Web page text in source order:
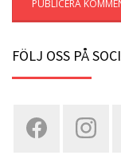
FÖLJ OSS PÅ